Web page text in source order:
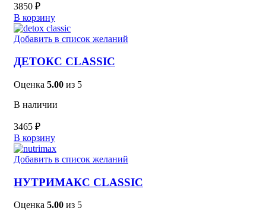
3850 ₽
В корзину
Добавить в список желаний
ДЕТОКС CLASSIC
Оценка 5.00 из 5
В наличии
3465 ₽
В корзину
Добавить в список желаний
НУТРИМАКС CLASSIC
Оценка 5.00 из 5